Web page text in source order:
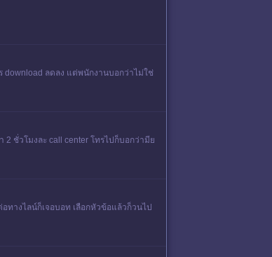
download ลดลง แต่พนักงานบอกว่าไม่ใช่
2 ชั่วโมงละ call center โทรไปก็บอกว่ามีย
างไลน์ก็เจอบอท เลือกหัวข้อแล้วก็วนไป